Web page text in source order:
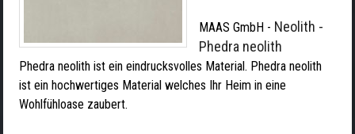
MAAS GmbH - Neolith -
Phedra neolith
Phedra neolith ist ein eindrucksvolles Material. Phedra neolith
ist ein hochwertiges Material welches Ihr Heim in eine
Wohlfühloase zaubert.